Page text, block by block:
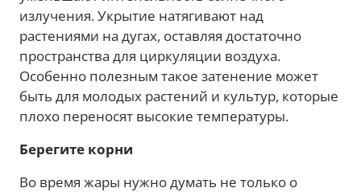
излучения. Укрытие натягивают над
растениями на дугах, оставляя достаточно
пространства для циркуляции воздуха.
Особенно полезным такое затенение может
быть для молодых растений и культур, которые
плохо переносят высокие температуры.
Берегите корни
Во время жары нужно думать не только о